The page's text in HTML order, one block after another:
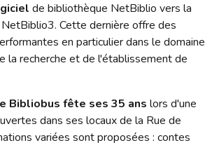
de bibliothèque NetBiblio vers la
Cette dernière offre des
en particulier dans le domaine
la recherche et de l'établissement de
Bibliobus fête ses 35 ans lors d'une
dans ses locaux de la Rue de
variées sont proposées : contes